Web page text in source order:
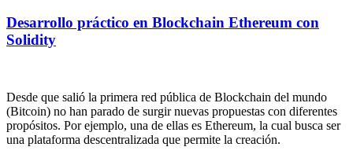
Desarrollo práctico en Blockchain Ethereum con
Solidity
Desde que salió la primera red pública de Blockchain del mundo
(Bitcoin) no han parado de surgir nuevas propuestas con diferentes
propósitos. Por ejemplo, una de ellas es Ethereum, la cual busca ser
una plataforma descentralizada que permite la creación.